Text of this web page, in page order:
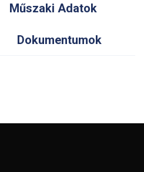
Műszaki Adatok
Dokumentumok